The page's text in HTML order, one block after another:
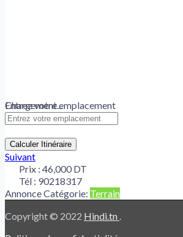
Chargement...
Entrez votre emplacement
Calculer Itinéraire
Suivant
Prix : 46,000 DT
Tél : 90218317
Annonce Catégorie: Terrain
Copyright © 2022 Hindi.tn .